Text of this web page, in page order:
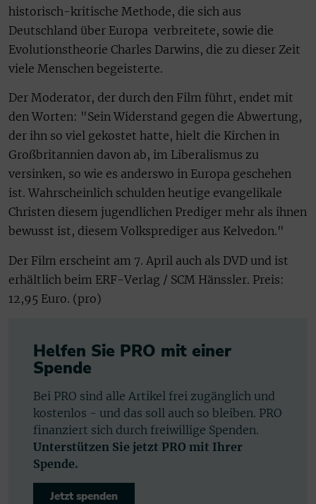
historisch-kritische Methode, die sich aus
Deutschland über Europa verbreitete, sowie die
Evolutionstheorie Charles Darwins, die zu dieser Zeit
viele Menschen begeisterte.
Der Moderator, der durch den Film führt, endet mit
den Worten: "Sein Widerstand gegen die Abwertung,
der ihn so viel gekostet hatte, hielt die Kirchen in
Großbritannien davon ab, im Liberalismus zu
versinken, so wie es anderswo in Europa geschehen
ist. Wahrscheinlich schulden heutige evangelikale
Christen diesem jugendlichen Prediger mehr als ihnen
bewusst ist, diesem Volksprediger aus Kelvedon."
Der Film erscheint am 7. April auch als DVD und ist
erhältlich beim ERF-Verlag / SCM Hänssler. Preis:
12,95 Euro. (pro)
Helfen Sie PRO mit einer
Spende
Bei PRO sind alle Artikel frei zugänglich und
kostenlos - und das soll auch so bleiben. PRO
finanziert sich durch freiwillige Spenden.
Unterstützen Sie jetzt PRO mit Ihrer
Spende.
Jetzt spenden